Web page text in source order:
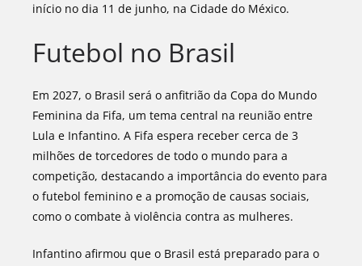
início no dia 11 de junho, na Cidade do México.
Futebol no Brasil
Em 2027, o Brasil será o anfitrião da Copa do Mundo
Feminina da Fifa, um tema central na reunião entre
Lula e Infantino. A Fifa espera receber cerca de 3
milhões de torcedores de todo o mundo para a
competição, destacando a importância do evento para
o futebol feminino e a promoção de causas sociais,
como o combate à violência contra as mulheres.
Infantino afirmou que o Brasil está preparado para o